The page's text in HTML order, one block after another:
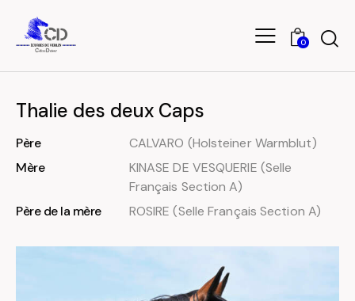
0
Thalie des deux Caps
Père
CALVARO (Holsteiner Warmblut)
Mère
KINASE DE VESQUERIE (Selle
Français Section A)
Père de la mère
ROSIRE (Selle Français Section A)